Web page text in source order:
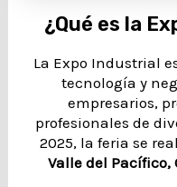
¿Qué es la
La Expo Industrial
tecnología y
empresarios,
profesionales de
2025, la feria se
Valle del Pacífico,